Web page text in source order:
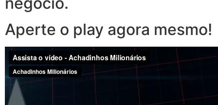
Aperte o play agora mesmo!